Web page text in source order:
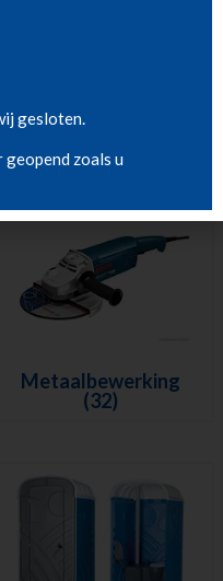
Richten en meten
Metaalbewerking
(32)
gesloten.
zoals u